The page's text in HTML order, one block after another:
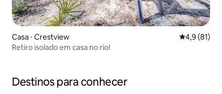
Casa ⋅ Crestview 4,9 de uma
4,9 (81)
Retiro isolado em casa no rio!
Destinos para conhecer